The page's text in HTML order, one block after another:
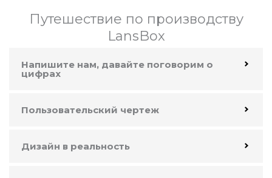
Путешествие по производству
LansBox
Напишите нам, давайте поговорим о
цифрах
Пользовательский чертеж
Дизайн в реальность